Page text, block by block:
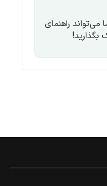
راهنمای
بگذارید!